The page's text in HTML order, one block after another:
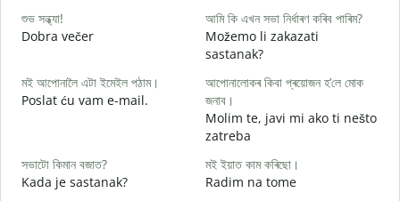
শুভ সন্ধ্যা!
Dobra večer
আমি কি এখন সভা নিৰ্ধাৰণ কৰিব পাৰিম?
Možemo li zakazati
sastanak?
মই আপোনালৈ এটা ইমেইল পঠাম।
Poslat ću vam e-mail.
আপোনালোকৰ কিবা প্ৰয়োজন হ’লে মোক
জনাব।
Molim te, javi mi ako ti nešto
zatreba
সভাটো কিমান বজাত?
Kada je sastanak?
মই ইয়াত কাম কৰিছো।
Radim na tome